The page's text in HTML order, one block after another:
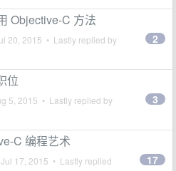
Objective-C 方法
20, 2015 • Lastly replied by 2
位
5, 2015 • Lastly replied by 3
C 编程艺术
Jul 17, 2015 • Lastly replied
17